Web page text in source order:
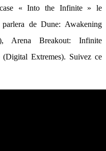
« Into the Infinite » le
de Dune: Awakening
Arena Breakout: Infinite
Extremes). Suivez ce